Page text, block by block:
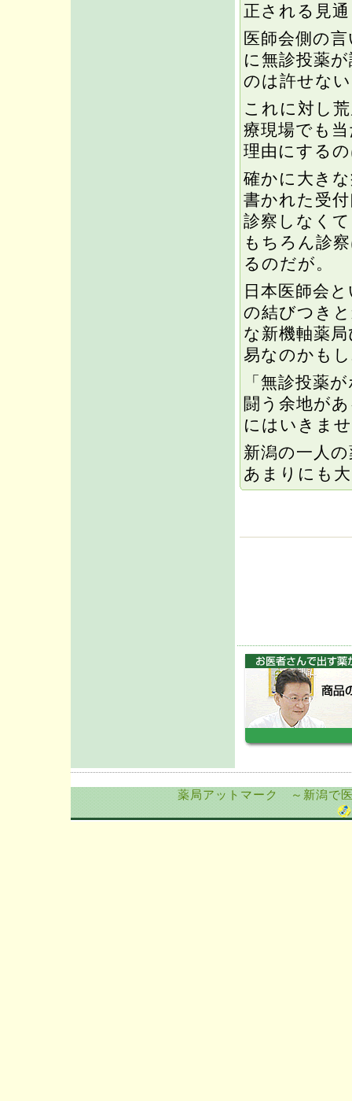
正される見
医師会側の
に無診投薬
のは許せな
これに対し
療現場でも
理由にする
確かに大き
書かれた受
診察しなく
もちろん診
るのだが。
日本医師会
の結びつき
な新機軸薬
易なのかも
「無診投薬
闘う余地が
にはいきま
新潟の一人
あまりにも
薬局アットマーク ～新潟で